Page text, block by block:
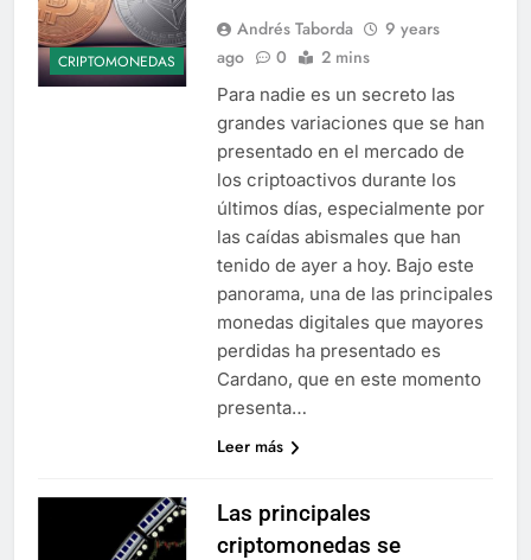
CRIPTOMONEDAS
Andrés Taborda
9 years
ago
0 2 mins
Para nadie es un secreto las
grandes variaciones que se han
presentado en el mercado de
los criptoactivos durante los
últimos días, especialmente por
las caídas abismales que han
tenido de ayer a hoy. Bajo este
panorama, una de las principales
monedas digitales que mayores
perdidas ha presentado es
Cardano, que en este momento
presenta…
Leer más
Las principales
criptomonedas se